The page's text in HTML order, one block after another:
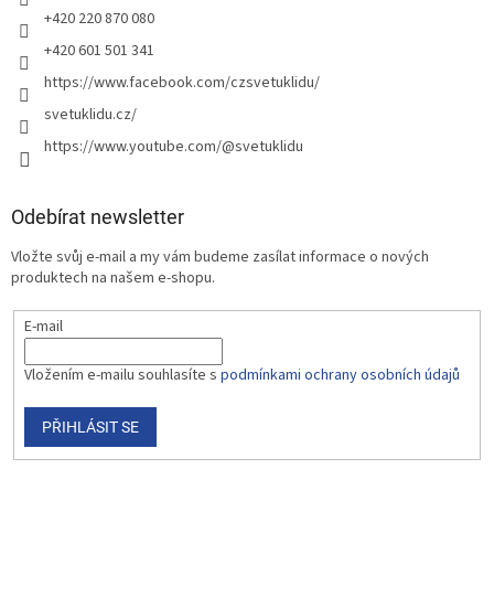
+420 220 870 080
+420 601 501 341
https://www.facebook.com/czsvetuklidu/
svetuklidu.cz/
https://www.youtube.com/@svetuklidu
Odebírat newsletter
Vložte svůj e-mail a my vám budeme zasílat informace o nových
produktech na našem e-shopu.
E-mail
Vložením e-mailu souhlasíte s podmínkami ochrany osobních údajů
PŘIHLÁSIT SE